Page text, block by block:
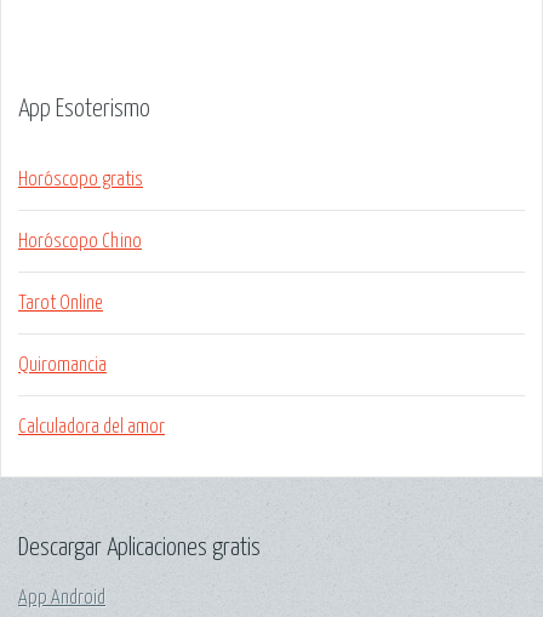
App Esoterismo
Horóscopo gratis
Horóscopo Chino
Tarot Online
Quiromancia
Calculadora del amor
Descargar Aplicaciones gratis
App Android